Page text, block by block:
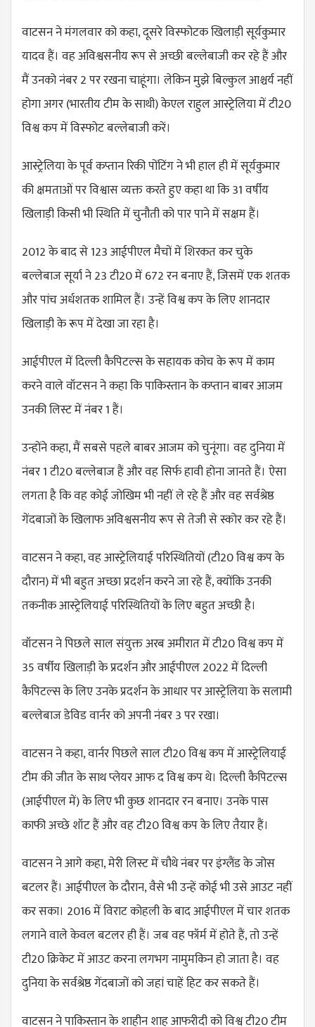
वाटसन ने मंगलवार को कहा, दूसरे विस्फोटक खिलाड़ी सूर्यकुमार
यादव हैं। वह अविश्वसनीय रूप से अच्छी बल्लेबाजी कर रहे हैं और
मैं उनको नंबर 2 पर रखना चाहूंगा। लेकिन मुझे बिल्कुल आश्चर्य नहीं
होगा अगर (भारतीय टीम के साथी) केएल राहुल आस्ट्रेलिया में टी20
विश्व कप में विस्फोट बल्लेबाजी करें।
आस्ट्रेलिया के पूर्व कप्तान रिकी पोंटिंग ने भी हाल ही में सूर्यकुमार
की क्षमताओं पर विश्वास व्यक्त करते हुए कहा था कि 31 वर्षीय
खिलाड़ी किसी भी स्थिति में चुनौती को पार पाने में सक्षम हैं।
2012 के बाद से 123 आईपीएल मैचों में शिरकत कर चुके
बल्लेबाज सूर्या ने 23 टी20 में 672 रन बनाए हैं, जिसमें एक शतक
और पांच अर्धशतक शामिल हैं। उन्हें विश्व कप के लिए शानदार
खिलाड़ी के रूप में देखा जा रहा है।
आईपीएल में दिल्ली कैपिटल्स के सहायक कोच के रूप में काम
करने वाले वॉटसन ने कहा कि पाकिस्तान के कप्तान बाबर आजम
उनकी लिस्ट में नंबर 1 हैं।
उन्होंने कहा, मैं सबसे पहले बाबर आजम को चुनूंगा। वह दुनिया में
नंबर 1 टी20 बल्लेबाज हैं और वह सिर्फ हावी होना जानते हैं। ऐसा
लगता है कि वह कोई जोखिम भी नहीं ले रहे हैं और वह सर्वश्रेष्ठ
गेंदबाजों के खिलाफ अविश्वसनीय रूप से तेजी से स्कोर कर रहे हैं।
वाटसन ने कहा, वह आस्ट्रेलियाई परिस्थितियों (टी20 विश्व कप के
दौरान) में भी बहुत अच्छा प्रदर्शन करने जा रहे हैं, क्योंकि उनकी
तकनीक आस्ट्रेलियाई परिस्थितियों के लिए बहुत अच्छी है।
वॉटसन ने पिछले साल संयुक्त अरब अमीरात में टी20 विश्व कप में
35 वर्षीय खिलाड़ी के प्रदर्शन और आईपीएल 2022 में दिल्ली
कैपिटल्स के लिए उनके प्रदर्शन के आधार पर आस्ट्रेलिया के सलामी
बल्लेबाज डेविड वार्नर को अपनी नंबर 3 पर रखा।
वाटसन ने कहा, वार्नर पिछले साल टी20 विश्व कप में आस्ट्रेलियाई
टीम की जीत के साथ प्लेयर आफ द विश्व कप थे। दिल्ली कैपिटल्स
(आईपीएल में) के लिए भी कुछ शानदार रन बनाए। उनके पास
काफी अच्छे शॉट हैं और वह टी20 विश्व कप के लिए तैयार हैं।
वाटसन ने आगे कहा, मेरी लिस्ट में चौथे नंबर पर इंग्लैंड के जोस
बटलर हैं। आईपीएल के दौरान, वैसे भी उन्हें कोई भी उसे आउट नहीं
कर सका। 2016 में विराट कोहली के बाद आईपीएल में चार शतक
लगाने वाले केवल बटलर ही हैं। जब वह फॉर्म में होते हैं, तो उन्हें
टी20 क्रिकेट में आउट करना लगभग नामुमकिन हो जाता है। वह
दुनिया के सर्वश्रेष्ठ गेंदबाजों को जहां चाहें हिट कर सकते हैं।
वाटसन ने पाकिस्तान के शाहीन शाह आफरीदी को विश्व टी20 टीम